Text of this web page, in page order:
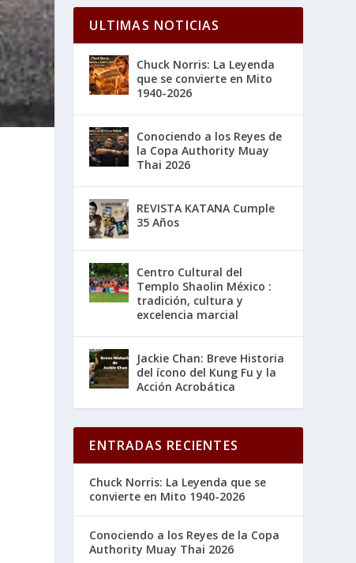
ULTIMAS NOTICIAS
Chuck Norris: La Leyenda
que se convierte en Mito
1940-2026
Conociendo a los Reyes de
la Copa Authority Muay
Thai 2026
REVISTA KATANA Cumple
35 Años
Centro Cultural del
Templo Shaolin México :
tradición, cultura y
excelencia marcial
Jackie Chan: Breve Historia
del ícono del Kung Fu y la
Acción Acrobática
ENTRADAS RECIENTES
Chuck Norris: La Leyenda que se
convierte en Mito 1940-2026
Conociendo a los Reyes de la Copa
Authority Muay Thai 2026